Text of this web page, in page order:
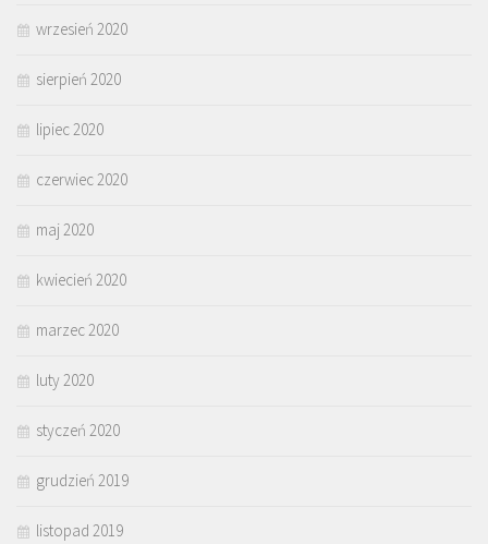
wrzesień 2020
sierpień 2020
lipiec 2020
czerwiec 2020
maj 2020
kwiecień 2020
marzec 2020
luty 2020
styczeń 2020
grudzień 2019
listopad 2019